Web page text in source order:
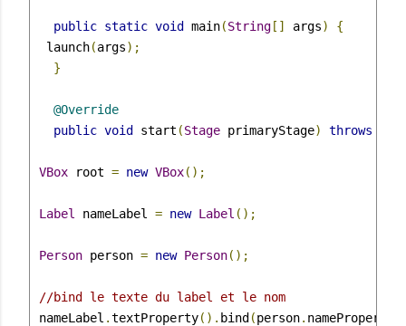
public static void main(String [] args)
{
  launch
(args);
}
@Override
public void start (Stage primaryStage) throws
VBox root = new VBox();
Label nameLabel = new Label ();
Person person = new Person();
//bind le texte du label et le nom
nameLabel .textProperty(). bind (person. nameProperty